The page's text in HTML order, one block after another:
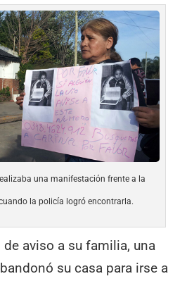
una manifestación frente a la
la policía logró encontrarla.
aviso a su familia, una
su casa para irse a